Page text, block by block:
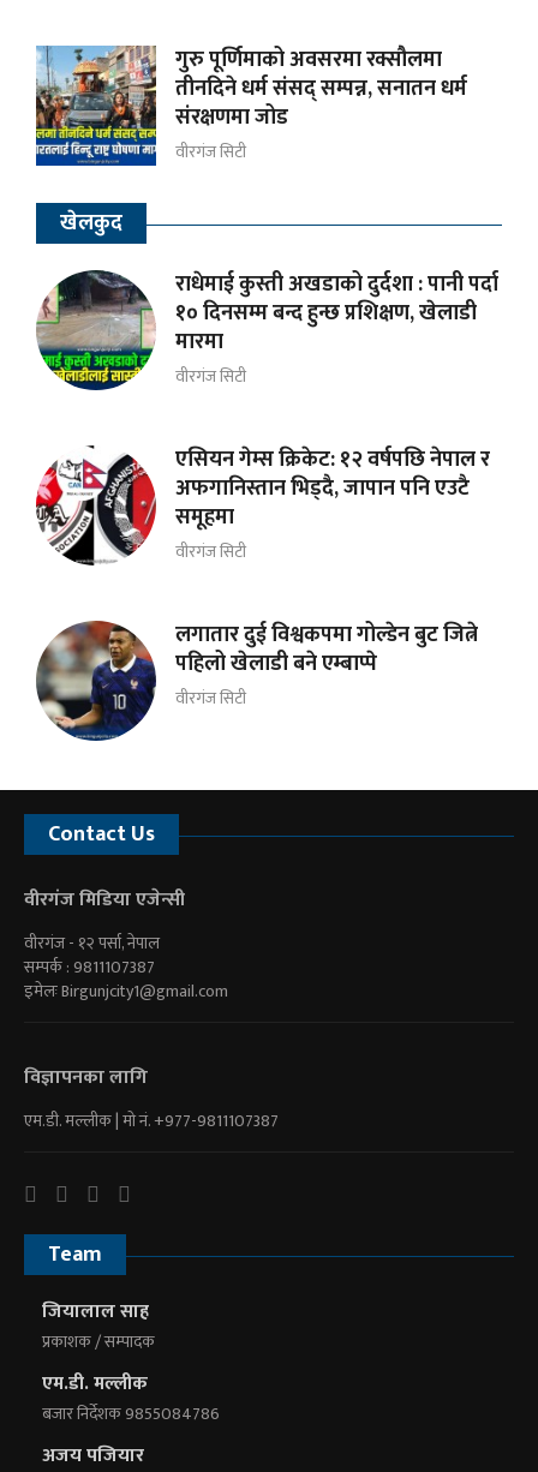
गुरु पूर्णिमाको अवसरमा रक्सौलमा
तीनदिने धर्म संसद् सम्पन्न, सनातन धर्म
संरक्षणमा जोड
वीरगंज सिटी
खेलकुद
राधेमाई कुस्ती अखडाको दुर्दशा : पानी पर्दा
१० दिनसम्म बन्द हुन्छ प्रशिक्षण, खेलाडी
मारमा
वीरगंज सिटी
एसियन गेम्स क्रिकेट: १२ वर्षपछि नेपाल र
अफगानिस्तान भिड्दै, जापान पनि एउटै
समूहमा
वीरगंज सिटी
लगातार दुई विश्वकपमा गोल्डेन बुट जित्ने
पहिलो खेलाडी बने एम्बाप्पे
वीरगंज सिटी
Contact Us
वीरगंज मिडिया एजेन्सी
वीरगंज - १२ पर्सा, नेपाल
सम्पर्क : 9811107387
इमेलःBirgunjcity1@gmail.com
विज्ञापनका लागि
एम.डी. मल्लीक | माे नं. +977-9811107387
Team
जियालाल साह
प्रकाशक / सम्पादक
एम.डी. मल्लीक
बजार निर्देशक 9855084786
अजय पजियार